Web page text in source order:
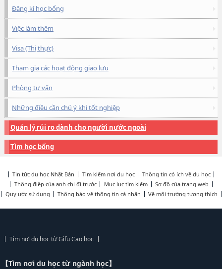
Đăng kí học bổng
Việc làm thêm
Visa (Thị thực)
Tham gia các hoạt động giao lưu
Phòng tư vấn
Những điều cần chú ý khi tốt nghiệp
Quản lý rủi ro dành cho người nước ngoài
Tìm học bổng
Tin tức du học Nhật Bản Tìm kiếm nơi du học
Thông tin có ích về du học
Thông điệp của anh chị đi trước
Mục lục tìm kiếm
Sơ đồ của trang web
Quy ước sử dụng
Thông báo về thông tin cá nhân Về môi trường tương thích
Tìm nơi du học từ Gifu Cao học
【Tìm nơi du học từ ngành học】